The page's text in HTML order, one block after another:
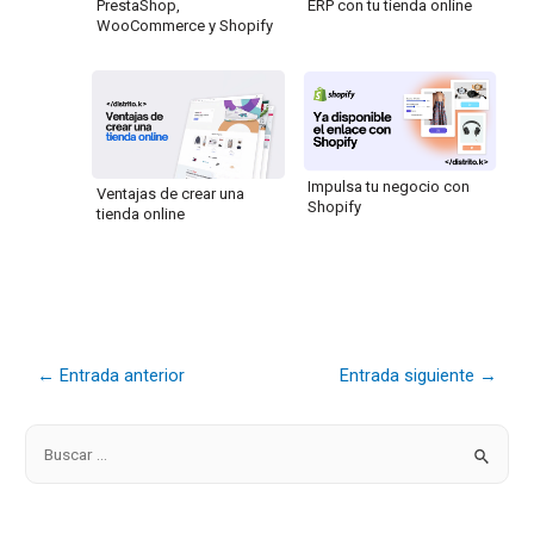
PrestaShop,
WooCommerce y Shopify
ERP con tu tienda online
Ventajas de crear una
tienda online
Impulsa tu negocio con
Shopify
← Entrada anterior Entrada siguiente →